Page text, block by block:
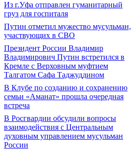
Из г.Уфа отправлен гуманитарный
груз для госпиталя
Путин отметил мужество мусульман,
участвующих в СВО
Президент России Владимир
Владимирович Путин встретился в
Кремле с Верховным муфтием
Талгатом Сафа Таджуддином
В Клубе по созданию и сохранению
семьи «Аманат» прошла очередная
встреча
В Росгвардии обсудили вопросы
взаимодействия с Центральным
духовным управлением мусульман
России